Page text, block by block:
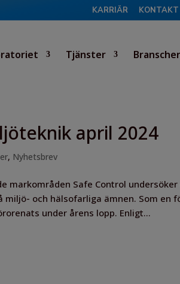
KARRIÄR KONTAKT
Tjänster Branscher
april 2024
, Nyhetsbrev
markområden Safe Control
miljö- och hälsofarliga ämnen. Som en
under årens lopp. Enligt...